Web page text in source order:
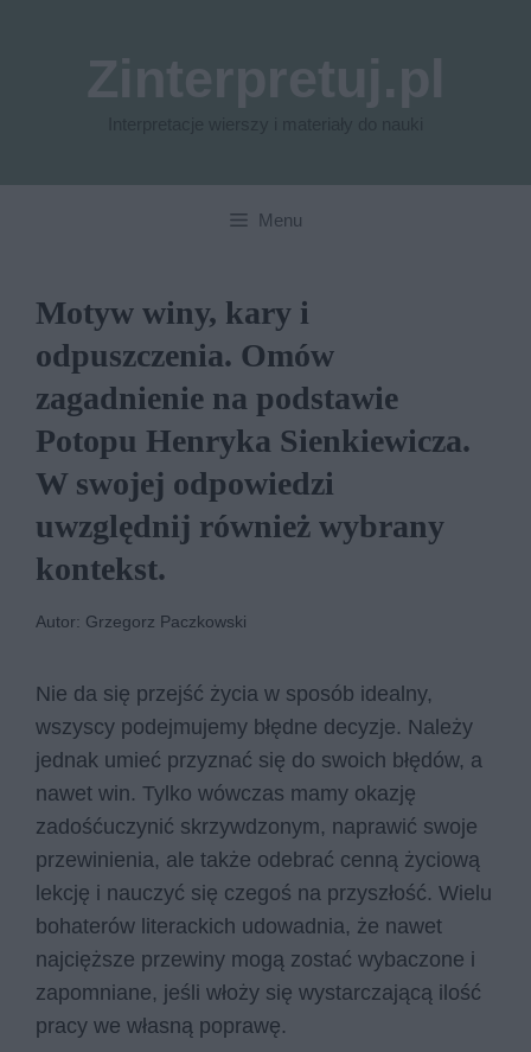
Menu
Motyw winy, kary i
odpuszczenia. Omów
zagadnienie na podstawie
Potopu Henryka Sienkiewicza.
W swojej odpowiedzi
uwzględnij również wybrany
kontekst.
Autor: Grzegorz Paczkowski
Nie da się przejść życia w sposób idealny,
wszyscy podejmujemy błędne decyzje. Należy
jednak umieć przyznać się do swoich błędów, a
nawet win. Tylko wówczas mamy okazję
zadośćuczynić skrzywdzonym, naprawić swoje
przewinienia, ale także odebrać cenną życiową
lekcję i nauczyć się czegoś na przyszłość. Wielu
bohaterów literackich udowadnia, że nawet
najcięższe przewiny mogą zostać wybaczone i
zapomniane, jeśli włoży się wystarczającą ilość
pracy we własną poprawę.